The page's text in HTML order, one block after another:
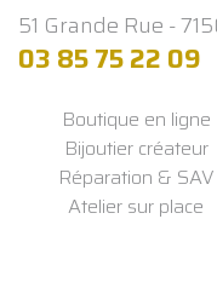
Boutique en ligne
Bijoutier créateur
Réparation & SAV
Atelier sur place
51 Grande Rue -
03 85 75 22 09